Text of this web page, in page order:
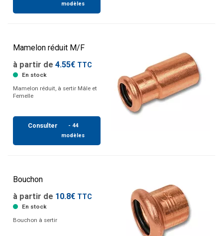
modèles
Mamelon réduit M/F
à partir de 4.55€ TTC
En stock
Mamelon réduit, à sertir Mâle et
Femelle
Consulter
- 44
modèles
Bouchon
à partir de 10.8€ TTC
En stock
Bouchon à sertir